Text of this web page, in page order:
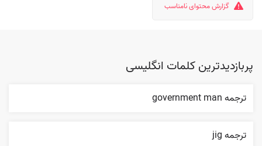
گزارش محتوای نامناسب
پربازدیدترین کلمات انگلیسی
ترجمه government man
ترجمه jig